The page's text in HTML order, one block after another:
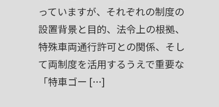
っていますが、それぞれの制度の
設置背景と目的、法令上の根拠、
特殊車両通行許可との関係、そし
て両制度を活用するうえで重要な
「特車ゴー […]